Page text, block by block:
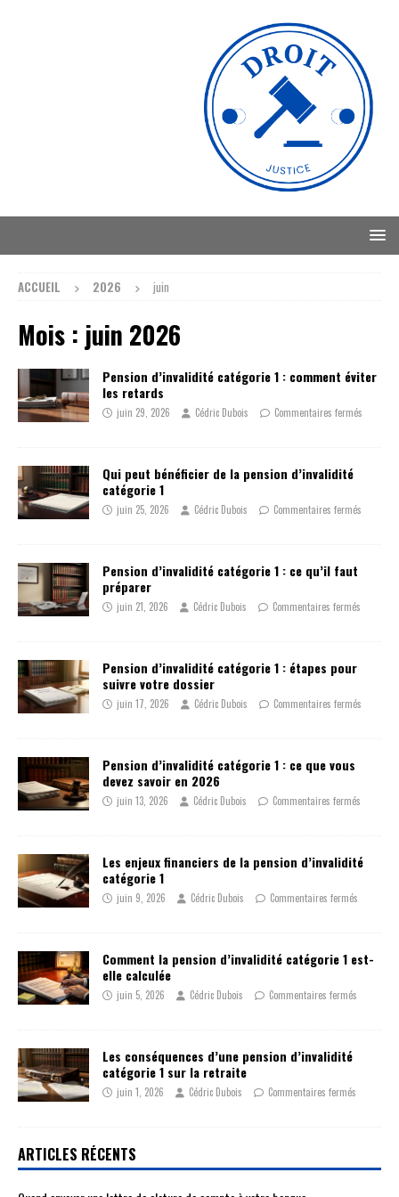
ACCUEIL 2026 juin
Mois : juin 2026
Pension d’invalidité catégorie 1 : comment éviter
les retards
juin 29, 2026 Cédric Dubois Commentaires fermés
Qui peut bénéficier de la pension d’invalidité
catégorie 1
juin 25, 2026 Cédric Dubois Commentaires fermés
Pension d’invalidité catégorie 1 : ce qu’il faut
préparer
juin 21, 2026 Cédric Dubois Commentaires fermés
Pension d’invalidité catégorie 1 : étapes pour
suivre votre dossier
juin 17, 2026 Cédric Dubois Commentaires fermés
Pension d’invalidité catégorie 1 : ce que vous
devez savoir en 2026
juin 13, 2026 Cédric Dubois Commentaires fermés
Les enjeux financiers de la pension d’invalidité
catégorie 1
juin 9, 2026 Cédric Dubois Commentaires fermés
Comment la pension d’invalidité catégorie 1 est-
elle calculée
juin 5, 2026 Cédric Dubois Commentaires fermés
Les conséquences d’une pension d’invalidité
catégorie 1 sur la retraite
juin 1, 2026 Cédric Dubois Commentaires fermés
ARTICLES RÉCENTS